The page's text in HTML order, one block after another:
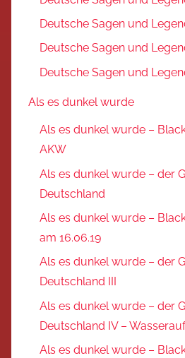
Deutsche Sagen und
Deutsche Sagen und
Deutsche Sagen und
Als es dunkel wurde
Als es dunkel wurde –
AKW
Als es dunkel wurde – der
Deutschland
Als es dunkel wurde –
am 16.06.19
Als es dunkel wurde – der
Deutschland III
Als es dunkel wurde – der
Deutschland IV –
Als es dunkel wurde –